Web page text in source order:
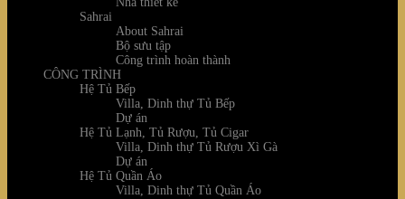
Sahrai
About Sahrai
Bộ sưu tập
Công trình hoàn thành
CÔNG TRÌNH
Hệ Tủ Bếp
Villa, Dinh thự Tủ Bếp
Dự án
Hệ Tủ Lạnh, Tủ Rượu, Tủ Cigar
Villa, Dinh thự Tủ Rượu Xì Gà
Dự án
Hệ Tủ Quần Áo
Villa, Dinh thự Tủ Quần Áo